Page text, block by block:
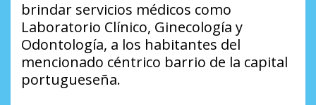
brindar servicios médicos como
Laboratorio Clínico, Ginecología y
Odontología, a los habitantes del
mencionado céntrico barrio de la capital
portugueseña.